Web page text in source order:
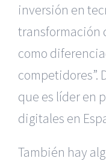
inversión en
transformación
como
competidores”.
que es líder en
digitales en
También hay